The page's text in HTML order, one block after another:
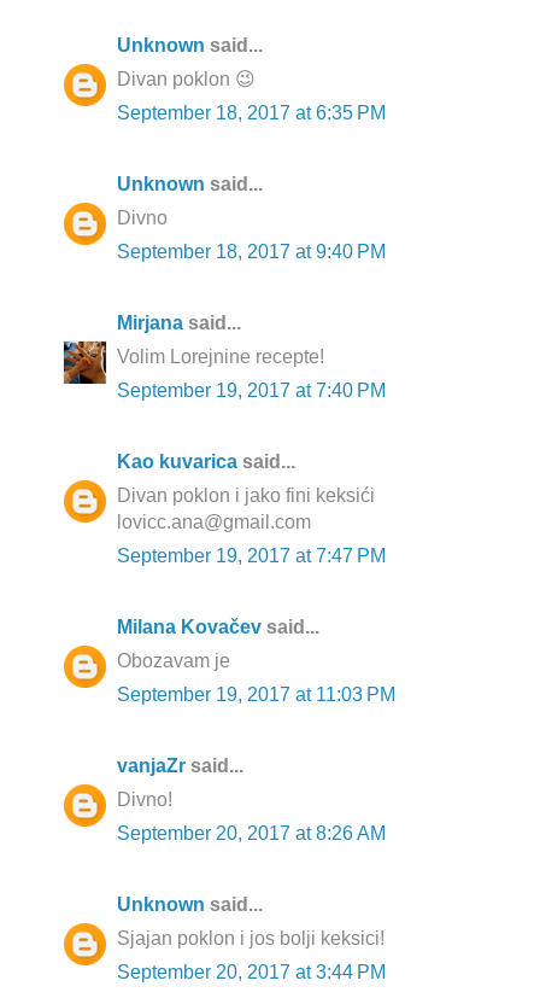
Unknown said...
Divan poklon 😉
September 18, 2017 at 6:35 PM
Unknown said...
Divno
September 18, 2017 at 9:40 PM
Mirjana said...
Volim Lorejnine recepte!
September 19, 2017 at 7:40 PM
Kao kuvarica said...
Divan poklon i jako fini keksići
lovicc.ana@gmail.com
September 19, 2017 at 7:47 PM
Milana Kovačev said...
Obozavam je
September 19, 2017 at 11:03 PM
vanjaZr said...
Divno!
September 20, 2017 at 8:26 AM
Unknown said...
Sjajan poklon i jos bolji keksici!
September 20, 2017 at 3:44 PM